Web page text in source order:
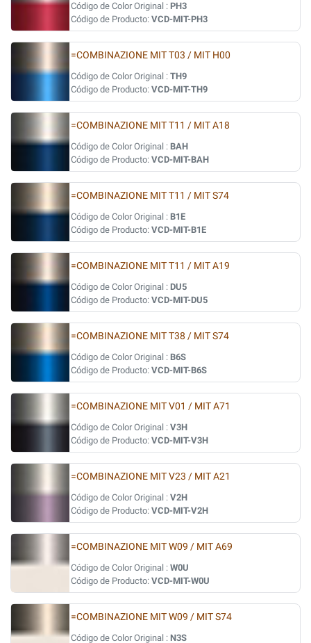
Código de Color Original : PH3
Código de Producto: VCD-MIT-PH3
=COMBINAZIONE MIT T03 / MIT H00
Código de Color Original : TH9
Código de Producto: VCD-MIT-TH9
=COMBINAZIONE MIT T11 / MIT A18
Código de Color Original : BAH
Código de Producto: VCD-MIT-BAH
=COMBINAZIONE MIT T11 / MIT S74
Código de Color Original : B1E
Código de Producto: VCD-MIT-B1E
=COMBINAZIONE MIT T11 / MIT A19
Código de Color Original : DU5
Código de Producto: VCD-MIT-DU5
=COMBINAZIONE MIT T38 / MIT S74
Código de Color Original : B6S
Código de Producto: VCD-MIT-B6S
=COMBINAZIONE MIT V01 / MIT A71
Código de Color Original : V3H
Código de Producto: VCD-MIT-V3H
=COMBINAZIONE MIT V23 / MIT A21
Código de Color Original : V2H
Código de Producto: VCD-MIT-V2H
=COMBINAZIONE MIT W09 / MIT A69
Código de Color Original : W0U
Código de Producto: VCD-MIT-W0U
=COMBINAZIONE MIT W09 / MIT S74
Código de Color Original : N3S